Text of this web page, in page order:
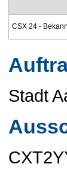
Stadt